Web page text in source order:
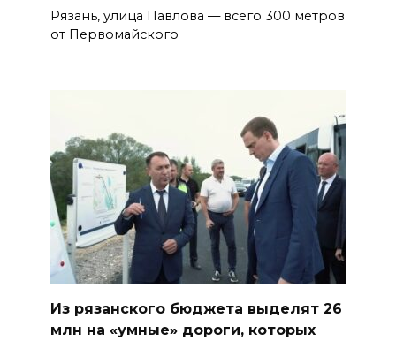
Рязань, улица Павлова — всего 300 метров
от Первомайского
Из рязанского бюджета выделят 26
млн на «умные» дороги, которых